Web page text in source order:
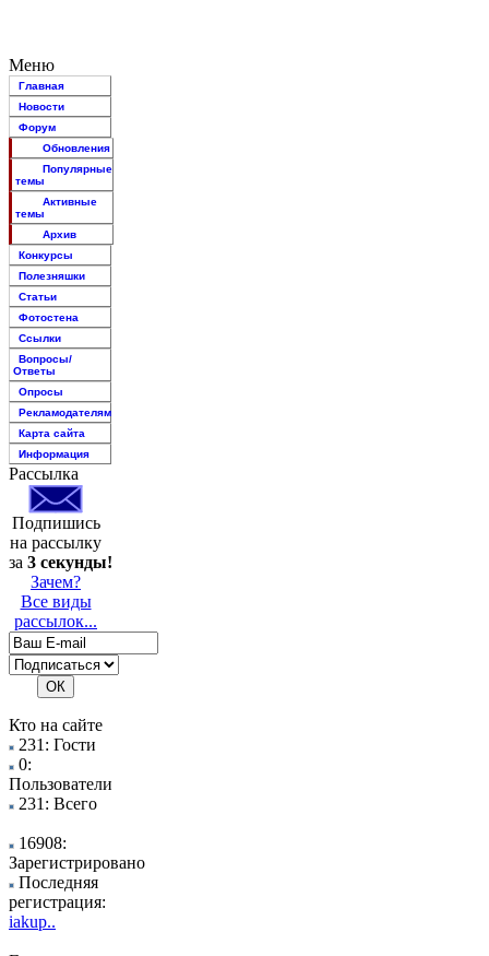
Меню
Главная
Новости
Форум
Обновления
Популярные
темы
Активные
темы
Архив
Конкурсы
Полезняшки
Статьи
Фотостена
Ссылки
Вопросы/
Ответы
Опросы
Рекламодателям
Карта сайта
Информация
Рассылка
Подпишись
на рассылку
за 3 секунды!
Зачем?
Все виды
рассылок...
Кто на сайте
231: Гости
0:
Пользователи
231: Всего
16908:
Зарегистрировано
Последняя
регистрация:
iakup..